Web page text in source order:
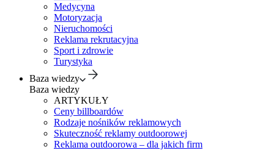
Medycyna
Motoryzacja
Nieruchomości
Reklama rekrutacyjna
Sport i zdrowie
Turystyka
Baza wiedzy
Baza wiedzy
ARTYKUŁY
Ceny billboardów
Rodzaje nośników reklamowych
Skuteczność reklamy outdoorowej
Reklama outdoorowa – dla jakich firm